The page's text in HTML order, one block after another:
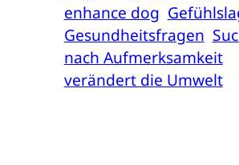
enhance dog
Gesundheitsfragen
nach Aufmerksamkeit
verändert die Umwelt